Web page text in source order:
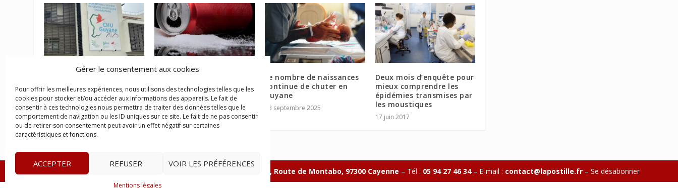
Gérer le consentement aux cookies
Pour offrir les meilleures expériences, nous utilisons des technologies telles que les
cookies pour stocker et/ou accéder aux informations des appareils. Le fait de
consentir à ces technologies nous permettra de traiter des données telles que le
comportement de navigation ou les ID uniques sur ce site. Le fait de ne pas consentir
ou de retirer son consentement peut avoir un effet négatif sur certaines
caractéristiques et fonctions.
ACCEPTER REFUSER VOIR LES PRÉFÉRENCES
Mentions légales
appelle à réduire les
inégalités face à la santé
en Guyane
17 avril 2026
et alcoolisées pour
améliorer la santé des
Guyanaise ?
23 janvier 2026
Le nombre de naissances
continue de chuter en
Guyane
13 septembre 2025
Deux mois d’enquête pour
mieux comprendre les
épidémies transmises par
les moustiques
17 juin 2017
L’apostille 1 Avenue Gustave Charlery, Route de Montabo, 97300 Cayenne – Tél : 05 94 27 46 34– E-mail : contact@lapostille.fr– Se désabonner